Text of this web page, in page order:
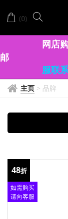
CASIO
卡
西
欧
(0)
网店
邮
服联
主页 > 品牌
48折
如需购买
请向客服